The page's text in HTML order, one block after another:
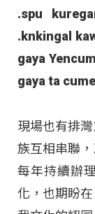
.spu
.knkingal
gaya
gaya ta
現場也有排
族互相串聯
每年持續辦
化，也期盼